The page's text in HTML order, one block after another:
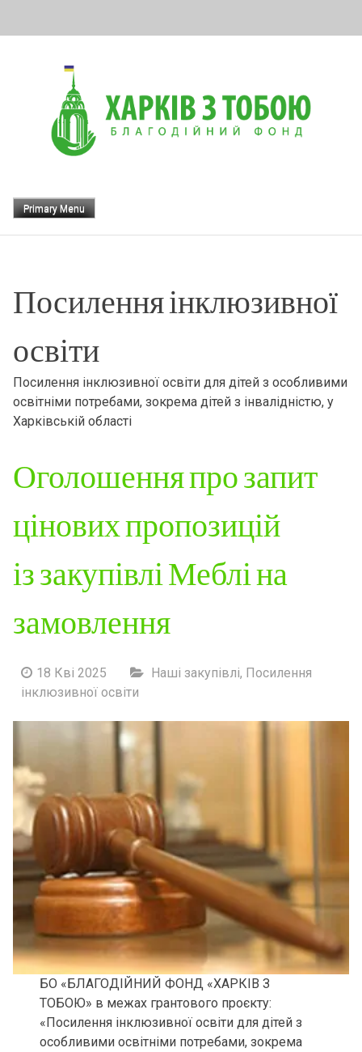
Primary Menu
Посилення інклюзивної
освіти
Посилення інклюзивної освіти для дітей з особливими
освітніми потребами, зокрема дітей з інвалідністю, у
Харківській області
Оголошення про запит
цінових пропозицій
із закупівлі Меблі на
замовлення
18 Кві 2025 Наші закупівлі, Посилення
інклюзивної освіти
БО «БЛАГОДІЙНИЙ ФОНД «ХАРКІВ З
ТОБОЮ» в межах грантового проєкту:
«Посилення інклюзивної освіти для дітей з
особливими освітніми потребами, зокрема